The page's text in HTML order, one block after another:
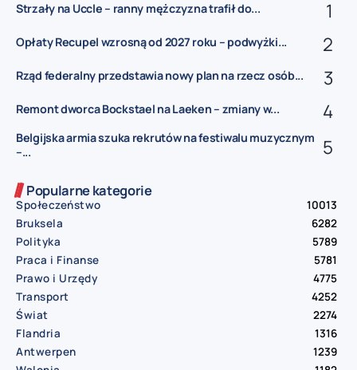
Strzały na Uccle – ranny mężczyzna trafił do...
Opłaty Recupel wzrosną od 2027 roku – podwyżki...
Rząd federalny przedstawia nowy plan na rzecz osób...
Remont dworca Bockstael na Laeken – zmiany w...
Belgijska armia szuka rekrutów na festiwalu muzycznym
–...
Popularne kategorie
Społeczeństwo
10013
Bruksela
6282
Polityka
5789
Praca i Finanse
5781
Prawo i Urzędy
4775
Transport
4252
Świat
2274
Flandria
1316
Antwerpen
1239